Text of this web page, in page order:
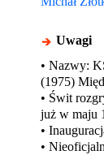
Uwagi
• Nazwy:
(1975)
• Świt
już w maju
•
•